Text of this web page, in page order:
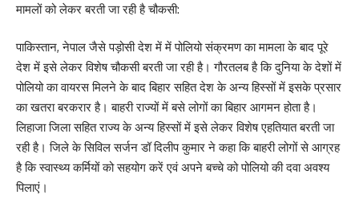
मामलों को लेकर बरती जा रही है चौकसी:
पाकिस्तान, नेपाल जैसे पड़ोसी देश में में पोलियो संक्रमण का मामला के बाद पूरे
देश में इसे लेकर विशेष चौकसी बरती जा रही है। गौरतलब है कि दुनिया के देशों में
पोलियो का वायरस मिलने के बाद बिहार सहित देश के अन्य हिस्सों में इसके प्रसार
का खतरा बरकरार है। बाहरी राज्यों में बसे लोगों का बिहार आगमन होता है।
लिहाजा जिला सहित राज्य के अन्य हिस्सों में इसे लेकर विशेष एहतियात बरती जा
रही है। जिले के सिविल सर्जन डॉ दिलीप कुमार ने कहा कि बाहरी लोगों से आग्रह
है कि स्वास्थ्य कर्मियों को सहयोग करें एवं अपने बच्चे को पोलियो की दवा अवश्य
पिलाएं।